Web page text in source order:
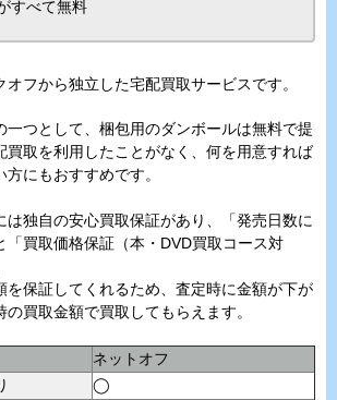
すべて無料
フから独立した宅配買取サービスです。
一つとして、梱包用のダンボールは無料で提
買取を利用したことがなく、何を用意すれば
にもおすすめです。
は独自の安心買取保証があり、「発売日数に
「買取価格保証（本・DVD買取コース対
を保証してくれるため、査定時に金額が下が
の買取金額で買取してもらえます。
ネットオフ
◯